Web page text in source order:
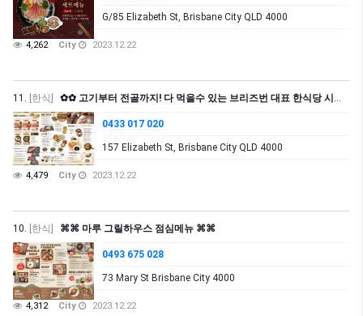
G/85 Elizabeth St, Brisbane City QLD 4000
4,262 City 2023.12.22
11. [한식] ✿✿ 고기부터 전골까지! 다 먹을수 있는 브리즈번 대표 한식당 시티마루 ✿✿
0433 017 020
157 Elizabeth St, Brisbane City QLD 4000
4,479 City 2023.12.22
10. [한식] ⌘⌘ 마루 그릴하우스 점심메뉴 ⌘⌘
0493 675 028
73 Mary St Brisbane City 4000
4,312 City 2023.12.22